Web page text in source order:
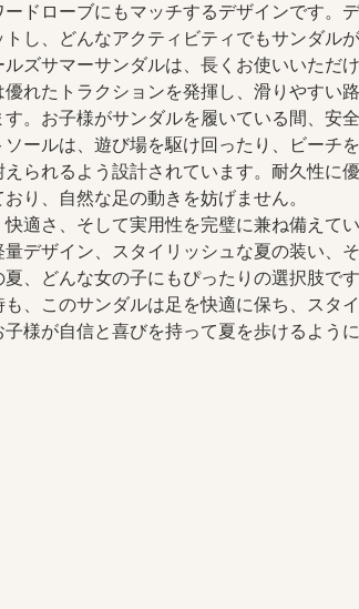
ドローブにもマッチするデザインです。
し、どんなアクティビティでもサンダルが
ズサマーサンダルは、長くお使いいただ
れたトラクションを発揮し、滑りやすい
。お子様がサンダルを履いている間、安
ールは、遊び場を駆け回ったり、ビーチ
られるよう設​​計されています。耐久性に
り、自然な足の動きを妨げません。
適さ、そして実用性を完璧に兼ね備えて
デザイン、スタイリッシュな夏の装い、
、どんな女の子にもぴったりの選択肢で
、このサンダルは足を快適に保ち、スタ
様が自信と喜びを持って夏を歩けるように